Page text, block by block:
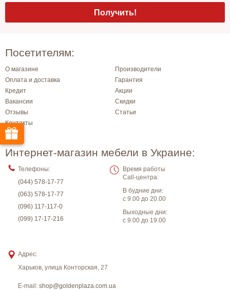
Посетителям:
О магазине
Производители
Оплата и доставка
Гарантия
Кредит
Акции
Вакансии
Скидки
Отзывы
Статьи
Контакты
Интернет-магазин мебели в Украине:
Телефоны:
(044) 578-17-77
(063) 578-17-77
(096) 117-117-0
(099) 17-17-216
Время работы
Call-центра:
В будние дни:
с 9.00 до 20.00
Выходные дни:
с 9.00 до 19.00
Адрес:
Харьков, улица Конторская, 27
E-mail: shop@goldenplaza.com.ua